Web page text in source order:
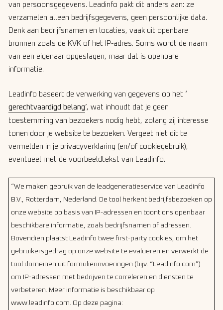
van persoonsgegevens. Leadinfo pakt dit anders aan: ze
verzamelen alleen bedrijfsgegevens, geen persoonlijke data.
Denk aan bedrijfsnamen en locaties, vaak uit openbare
bronnen zoals de KVK of het IP-adres. Soms wordt de naam
van een eigenaar opgeslagen, maar dat is openbare
informatie.
Leadinfo baseert de verwerking van gegevens op het ‘
gerechtvaardigd belang’, wat inhoudt dat je geen
toestemming van bezoekers nodig hebt, zolang zij interesse
tonen door je website te bezoeken. Vergeet niet dit te
vermelden in je privacyverklaring (en/of cookiegebruik),
eventueel met de voorbeeldtekst van Leadinfo.
“We maken gebruik van de leadgeneratieservice van Leadinfo
B.V., Rotterdam, Nederland. De tool herkent bedrijfsbezoeken op
onze website op basis van IP-adressen en toont ons openbaar
beschikbare informatie, zoals bedrijfsnamen of adressen.
Bovendien plaatst Leadinfo twee first-party cookies, om het
gebruikersgedrag op onze website te evalueren en verwerkt de
tool domeinen uit formulierinvoeringen (bijv. “Leadinfo.com”)
om IP-adressen met bedrijven te correleren en diensten te
verbeteren. Meer informatie is beschikbaar op
www.leadinfo.com. Op deze pagina: